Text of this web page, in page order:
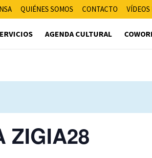
QUIÉNES SOMOS CONTACTO VÍDEOS
AGENDA CULTURAL
ZIGIA28